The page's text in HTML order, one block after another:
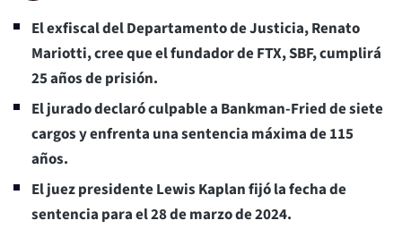
El exfiscal del Departamento de Justicia, Renato
Mariotti, cree que el fundador de FTX, SBF, cumplirá
25 años de prisión.
El jurado declaró culpable a Bankman-Fried de siete
cargos y enfrenta una sentencia máxima de 115
años.
El juez presidente Lewis Kaplan fijó la fecha de
sentencia para el 28 de marzo de 2024.